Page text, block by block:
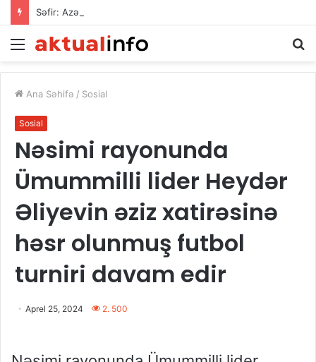
Menu
Ana Səhifə / Sosial
Sosial
Nəsimi rayonunda
Ümummilli lider Heydər
Əliyevin əziz xatirəsinə
həsr olunmuş futbol
turniri davam edir
Aprel 25, 2024 2. 500